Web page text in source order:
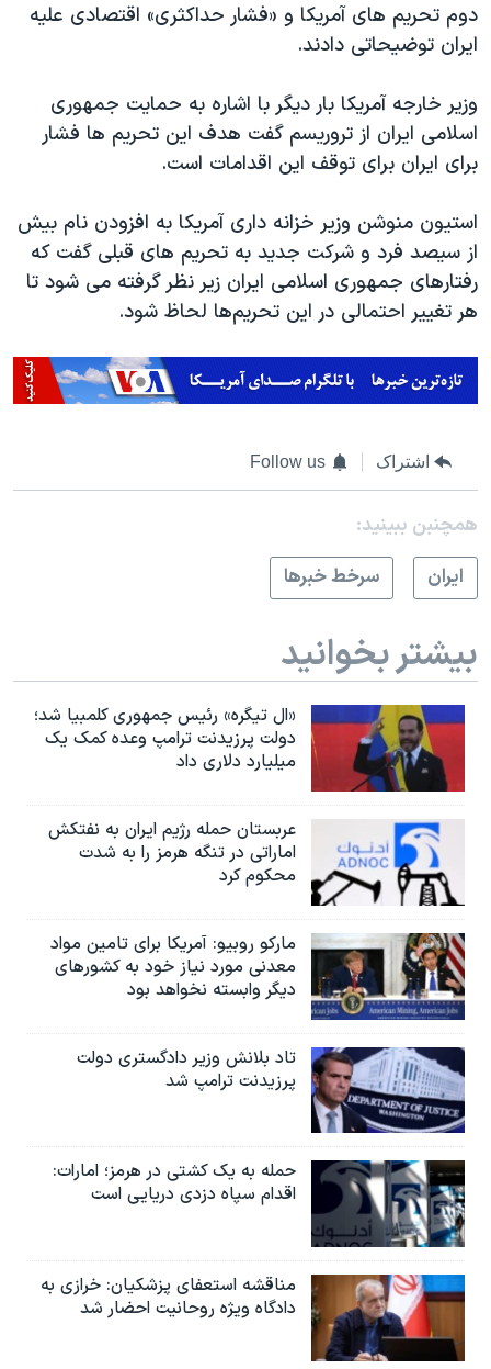
دوم تحریم های آمریکا و «فشار حداکثری» اقتصادی علیه
ایران توضیحاتی دادند.
وزیر خارجه آمریکا بار دیگر با اشاره به حمایت جمهوری
اسلامی ایران از تروریسم گفت هدف این تحریم ها فشار
برای ایران برای توقف این اقدامات است.
استیون منوشن وزیر خزانه داری آمریکا به افزودن نام بیش
از سیصد فرد و شرکت جدید به تحریم های قبلی گفت که
رفتارهای جمهوری اسلامی ایران زیر نظر گرفته می شود تا
هر تغییر احتمالی در این تحریم‌ها لحاظ شود.
اشتراک Follow us
همچنبن ببینید:
ايران
سرخط خبرها
بیشتر بخوانید
«ال تیگره» رئیس جمهوری کلمبیا شد؛
دولت پرزیدنت ترامپ وعده کمک یک
میلیارد دلاری داد
عربستان حمله رژیم ایران به نفتکش
اماراتی در تنگه هرمز را به‌ شدت
محکوم کرد
مارکو روبیو: آمریکا برای تامین مواد
معدنی مورد نیاز خود به کشورهای
دیگر وابسته نخواهد بود
تاد بلانش وزیر دادگستری دولت
پرزیدنت ترامپ شد
حمله به یک کشتی در هرمز؛ امارات:
اقدام سپاه دزدی دریایی است
مناقشه استعفای پزشکیان: خرازی به
دادگاه ویژه روحانیت احضار شد